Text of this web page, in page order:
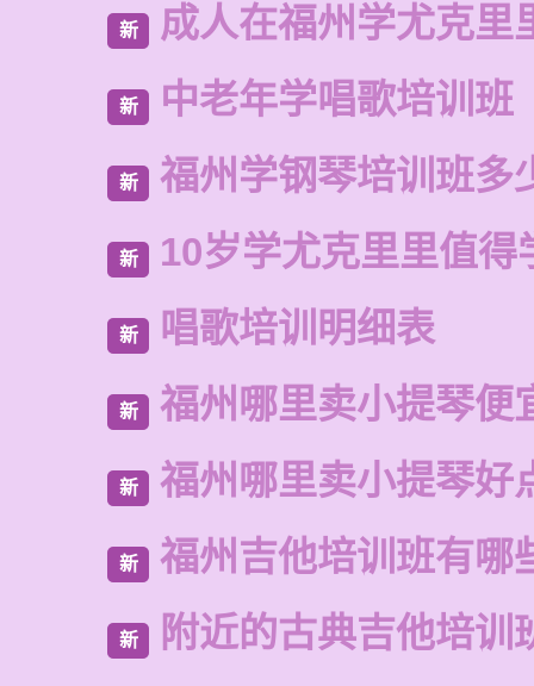
新 成人在福州学尤克里
新 中老年学唱歌培训班
新 福州学钢琴培训班多
新 10岁学尤克里里值得
新 唱歌培训明细表
新 福州哪里卖小提琴便
新 福州哪里卖小提琴好
新 福州吉他培训班有哪
新 附近的古典吉他培训